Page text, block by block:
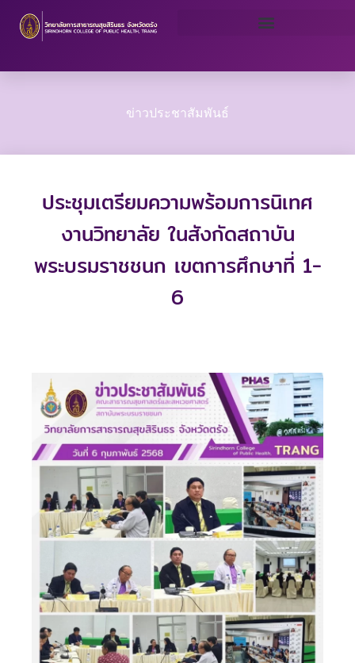
ข่าวประชาสัมพันธ์
ประชุมเตรียมความพร้อมการนิเทศ
งานวิทยาลัย ในสังกัดสถาบัน
พระบรมราชชนก เขตการศึกษาที่ 1-
6